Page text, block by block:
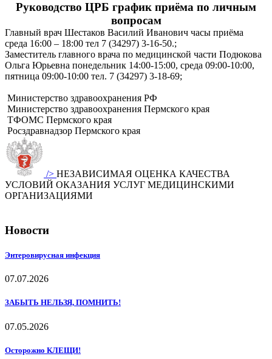
Руководство ЦРБ график приёма по личным
вопросам
Главный врач Шестаков Василий Иванович часы приёма
среда 16:00 – 18:00 тел 7 (34297) 3-16-50.;
Заместитель главного врача по медицинской части Подюкова
Ольга Юрьевна понедельник 14:00-15:00, среда 09:00-10:00,
пятница 09:00-10:00 тел. 7 (34297) 3-18-69;
Министерство здравоохранения РФ
Министерство здравоохранения Пермского края
ТФОМС Пермского края
Росздравнадзор Пермского края
/> НЕЗАВИСИМАЯ ОЦЕНКА КАЧЕСТВА
УСЛОВИЙ ОКАЗАНИЯ УСЛУГ МЕДИЦИНСКИМИ
ОРГАНИЗАЦИЯМИ
Новости
Энтеровирусная инфекция
07.07.2026
ЗАБЫТЬ НЕЛЬЗЯ, ПОМНИТЬ!
07.05.2026
Осторожно КЛЕЩИ!